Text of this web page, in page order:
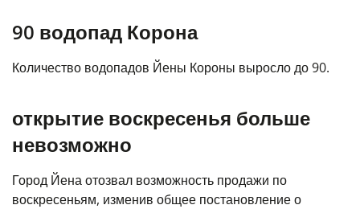
90 водопад Корона
Количество водопадов Йены Короны выросло до 90.
открытие воскресенья больше
невозможно
Город Йена отозвал возможность продажи по
воскресеньям, изменив общее постановление о